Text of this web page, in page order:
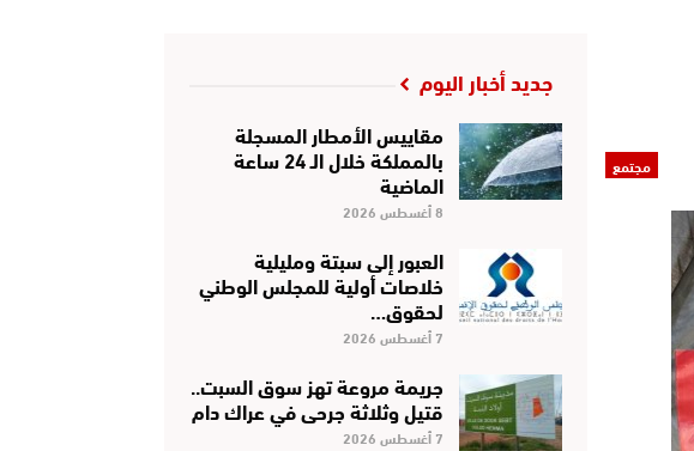
مجتمع
جديد أخبار اليوم
مقاييس الأمطار المسجلة
بالمملكة خلال الـ 24 ساعة
الماضية
8 أغسطس 2026
العبور إلى سبتة ومليلية
خلاصات أولية للمجلس الوطني
لحقوق…
7 أغسطس 2026
جريمة مروعة تهز سوق السبت..
قتيل وثلاثة جرحى في عراك دام
7 أغسطس 2026